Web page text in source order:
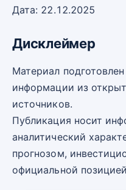
Дата: 22.12.2025
Дисклеймер
Материал
информации из
источников.
Публикация носит
аналитический
прогнозом,
официальной